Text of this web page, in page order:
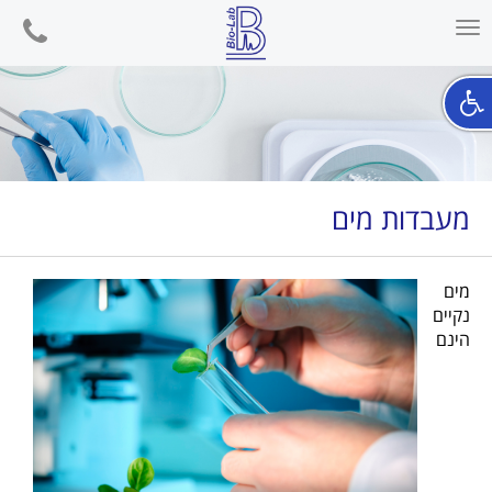
Toggle
phone
מעבדות מים
מים
נקיים
הינם